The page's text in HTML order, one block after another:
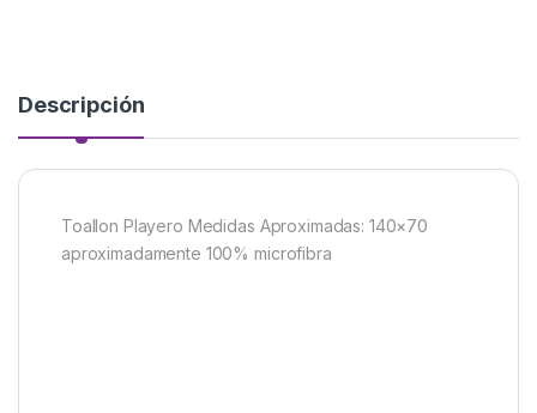
Descripción
Toallon Playero Medidas Aproximadas: 140×70
aproximadamente 100% microfibra